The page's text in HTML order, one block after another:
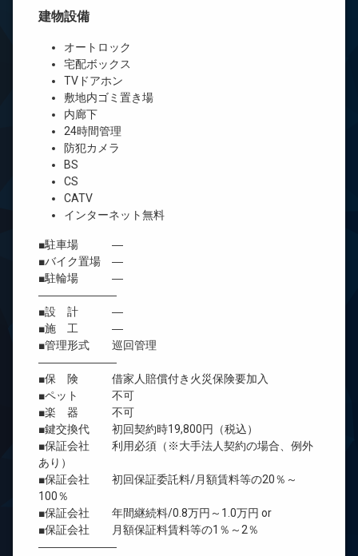
建物設備
オートロック
宅配ボックス
TVドアホン
敷地内ゴミ置き場
内廊下
24時間管理
防犯カメラ
BS
CS
CATV
インターネット無料
■駐車場 ―
■バイク置場 ―
■駐輪場 ―
―――――――
■設 計 ―
■施 工 ―
■管理形式 巡回管理
―――――――
■保 険 借家人賠償付き火災保険要加入
■ペット 不可
■楽 器 不可
■鍵交換代 初回契約時19,800円（税込）
■保証会社 利用必須（※大手法人契約の場合、例外
あり）
■保証会社 初回保証委託料/月額賃料等の20％～
100％
■保証会社 年間継続料/0.8万円～1.0万円 or
■保証会社 月額保証料賃料等の1％～2％
―――――――